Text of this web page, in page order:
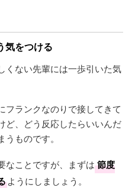
気をつける
くない先輩には一歩引いた気
フランクなのりで接してきて
ど、どう反応したらいいんだ
ものです。
なことですが、まずは 節度
ようにしましょう。